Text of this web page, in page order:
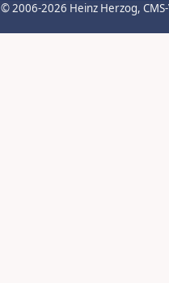
© 2006-2026 Heinz Herzog,